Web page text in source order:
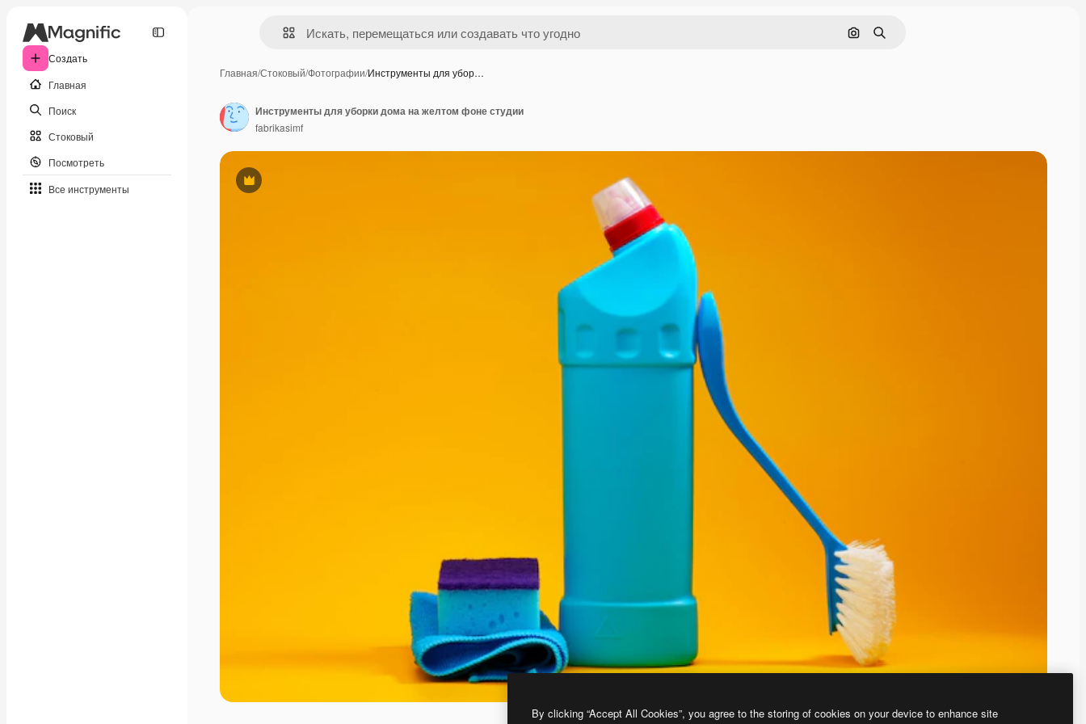
Создать
Главная
Поиск
Стоковый
Посмотреть
Все инструменты
Поиск по изображению
Поиск
Главная/Стоковый/Фотографии/Инструменты для убор…
Премиум
Инструменты для уборки дома на желтом фоне студии
fabrikasimf
By clicking “Accept All Cookies”, you agree to the storing of cookies on your device to enhance site